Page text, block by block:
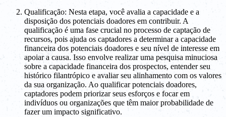
Qualificação: Nesta etapa, você avalia a capacidade e a
disposição dos potenciais doadores em contribuir. A
qualificação é uma fase crucial no processo de captação de
recursos, pois ajuda os captadores a determinar a capacidade
financeira dos potenciais doadores e seu nível de interesse em
apoiar a causa. Isso envolve realizar uma pesquisa minuciosa
sobre a capacidade financeira dos prospectos, entender seu
histórico filantrópico e avaliar seu alinhamento com os valores
da sua organização. Ao qualificar potenciais doadores,
captadores podem priorizar seus esforços e focar em
indivíduos ou organizações que têm maior probabilidade de
fazer um impacto significativo.